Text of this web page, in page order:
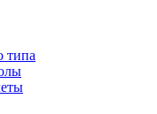
типа